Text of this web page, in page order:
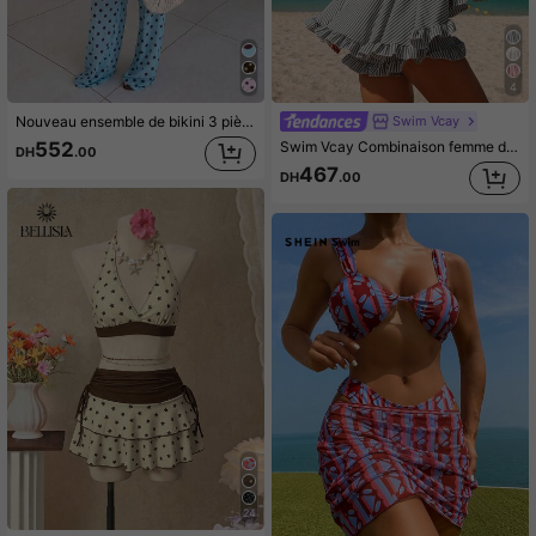
Nouveau ensemble de bikini 3 pièces pour femmes pour les vacances à la plage au printemps/été, style élégant sexy et décontracté, maillot de bain à pois bleu et blanc
DH552.00
24
4
Swim Vcay
Swim Vcay Combinaison femme d'été pour vacances à la plage, nouvelle, style décontracté français, rayée, bustier, volants à l'ourlet, dos nu, sexy
DH467.00